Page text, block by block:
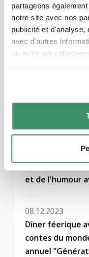
partageons
notre site avec nos
publicité et d'analyse,
avec d'autres
ou qu'ils ont
Régions
Toute la Suisse
Des espiègles
Conte de fées
et de l'humour
08.12.2023
Dîner féerique
contes du
annuel